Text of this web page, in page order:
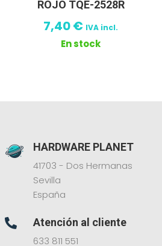
ROJO TQE-2528R
7,40€ IVA incl.
En stock
HARDWARE PLANET
41703 - Dos Hermanas
Sevilla
España

Atención al cliente
633 811 551